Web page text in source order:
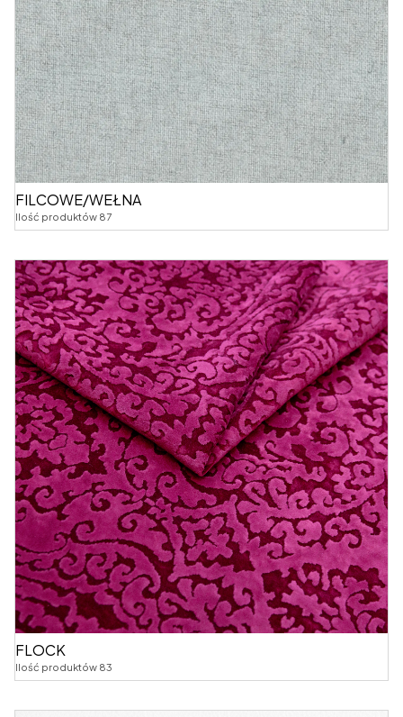
FILCOWE/WEŁNA
Ilość produktów 87
FLOCK
Ilość produktów 83